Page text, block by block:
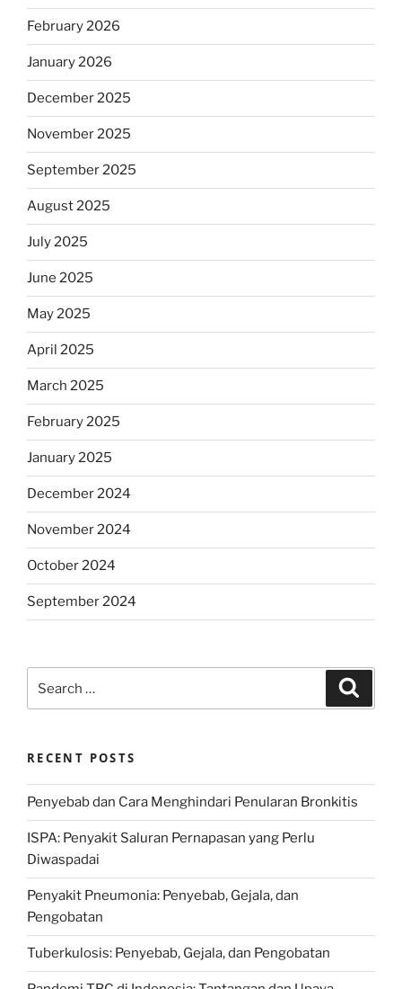
February 2026
January 2026
December 2025
November 2025
September 2025
August 2025
July 2025
June 2025
May 2025
April 2025
March 2025
February 2025
January 2025
December 2024
November 2024
October 2024
September 2024
for:
RECENT POSTS
Penyebab dan Cara Menghindari Penularan Bronkitis
ISPA: Penyakit Saluran Pernapasan yang Perlu
Diwaspadai
Penyakit Pneumonia: Penyebab, Gejala, dan
Pengobatan
Tuberkulosis: Penyebab, Gejala, dan Pengobatan